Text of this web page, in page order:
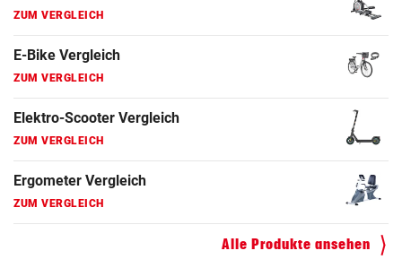
ZUM VERGLEICH
E-Bike Vergleich
ZUM VERGLEICH
Elektro-Scooter Vergleich
ZUM VERGLEICH
Ergometer Vergleich
ZUM VERGLEICH
Alle Produkte ansehen